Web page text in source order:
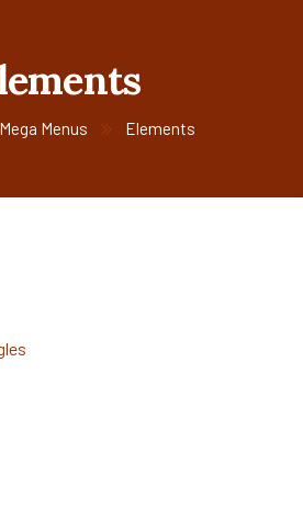
Mega Menus Elements